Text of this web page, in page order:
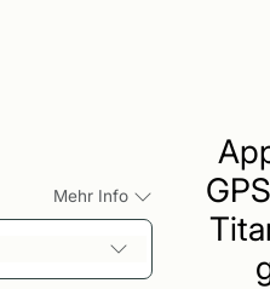
Mehr Info